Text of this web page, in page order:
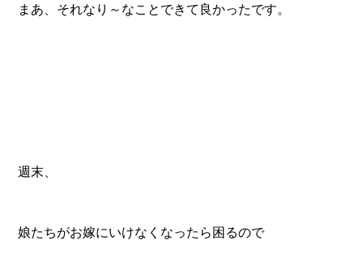
まあ、それなり～なことできて良かったです。
週末、
娘たちがお嫁にいけなくなったら困るので